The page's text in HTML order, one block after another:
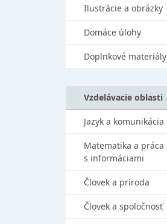
Ilustrácie a obrázky
Domáce úlohy
Doplnkové materiály
Vzdelávacie oblasti
Jazyk a komunikácia
Matematika a práca
s informáciami
Človek a príroda
Človek a spoločnosť